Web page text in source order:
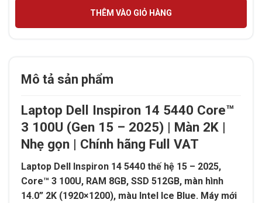
THÊM VÀO GIỎ HÀNG
Mô tả sản phẩm
Laptop Dell Inspiron 14 5440 Core™
3 100U (Gen 15 – 2025) | Màn 2K |
Nhẹ gọn | Chính hãng Full VAT
Laptop Dell Inspiron 14 5440 thế hệ 15 – 2025,
Core™ 3 100U, RAM 8GB, SSD 512GB, màn hình
14.0” 2K (1920×1200), màu Intel Ice Blue. Máy mới